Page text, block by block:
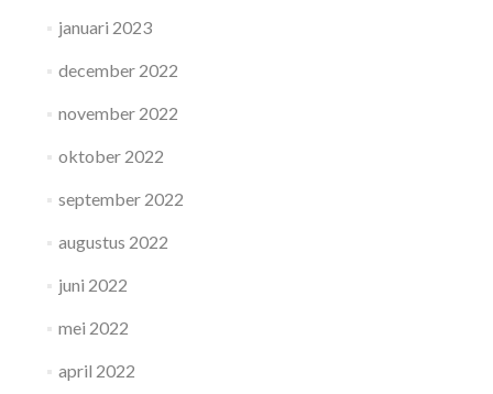
januari 2023
december 2022
november 2022
oktober 2022
september 2022
augustus 2022
juni 2022
mei 2022
april 2022